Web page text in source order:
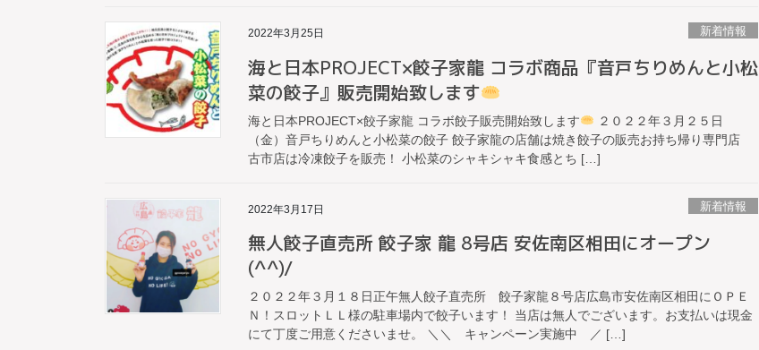
2022年3月25日 新着情報
海と日本PROJECT×餃子家龍 コラボ商品『音戸ちりめんと小松
菜の餃子』販売開始致します
海と日本PROJECT×餃子家龍 コラボ餃子販売開始致します
２０２２年３月２５日
（金）音戸ちりめんと小松菜の餃子 餃子家龍の店舗は焼き餃子の販売お持ち帰り専門店
古市店は冷凍餃子を販売！ 小松菜のシャキシャキ食感とち […]
2022年3月17日 新着情報
無人餃子直売所 餃子家 龍 8号店 安佐南区相田にオープン
(^^)/
２０２２年３月１８日正午無人餃子直売所 餃子家龍８号店広島市安佐南区相田にＯＰＥ
Ｎ！スロットＬＬ様の駐車場内で餃子います！ 当店は無人でございます。お支払いは現金
にて丁度ご用意くださいませ。 ＼＼ キャンペーン実施中 ／ […]
投
稿